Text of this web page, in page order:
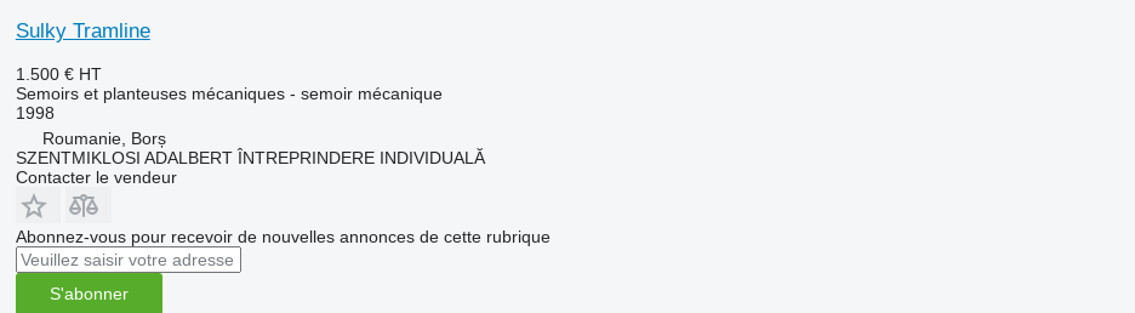
Sulky Tramline
1.500 € HT
Semoirs et planteuses mécaniques - semoir mécanique
1998
Roumanie, Borș
SZENTMIKLOSI ADALBERT ÎNTREPRINDERE INDIVIDUALĂ
Contacter le vendeur
Abonnez-vous pour recevoir de nouvelles annonces de cette rubrique
S'abonner